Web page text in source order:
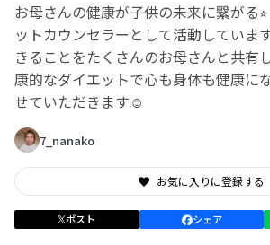
お母さんの健康が子供の未来に繋がる
ットカウンセラーとして活動していま
きることをたくさんのお母さんと共有
康的なダイエットで心も身体も健康に
せていただきます☺︎
7_nanako
お気に入りに登録する
ポスト シェア